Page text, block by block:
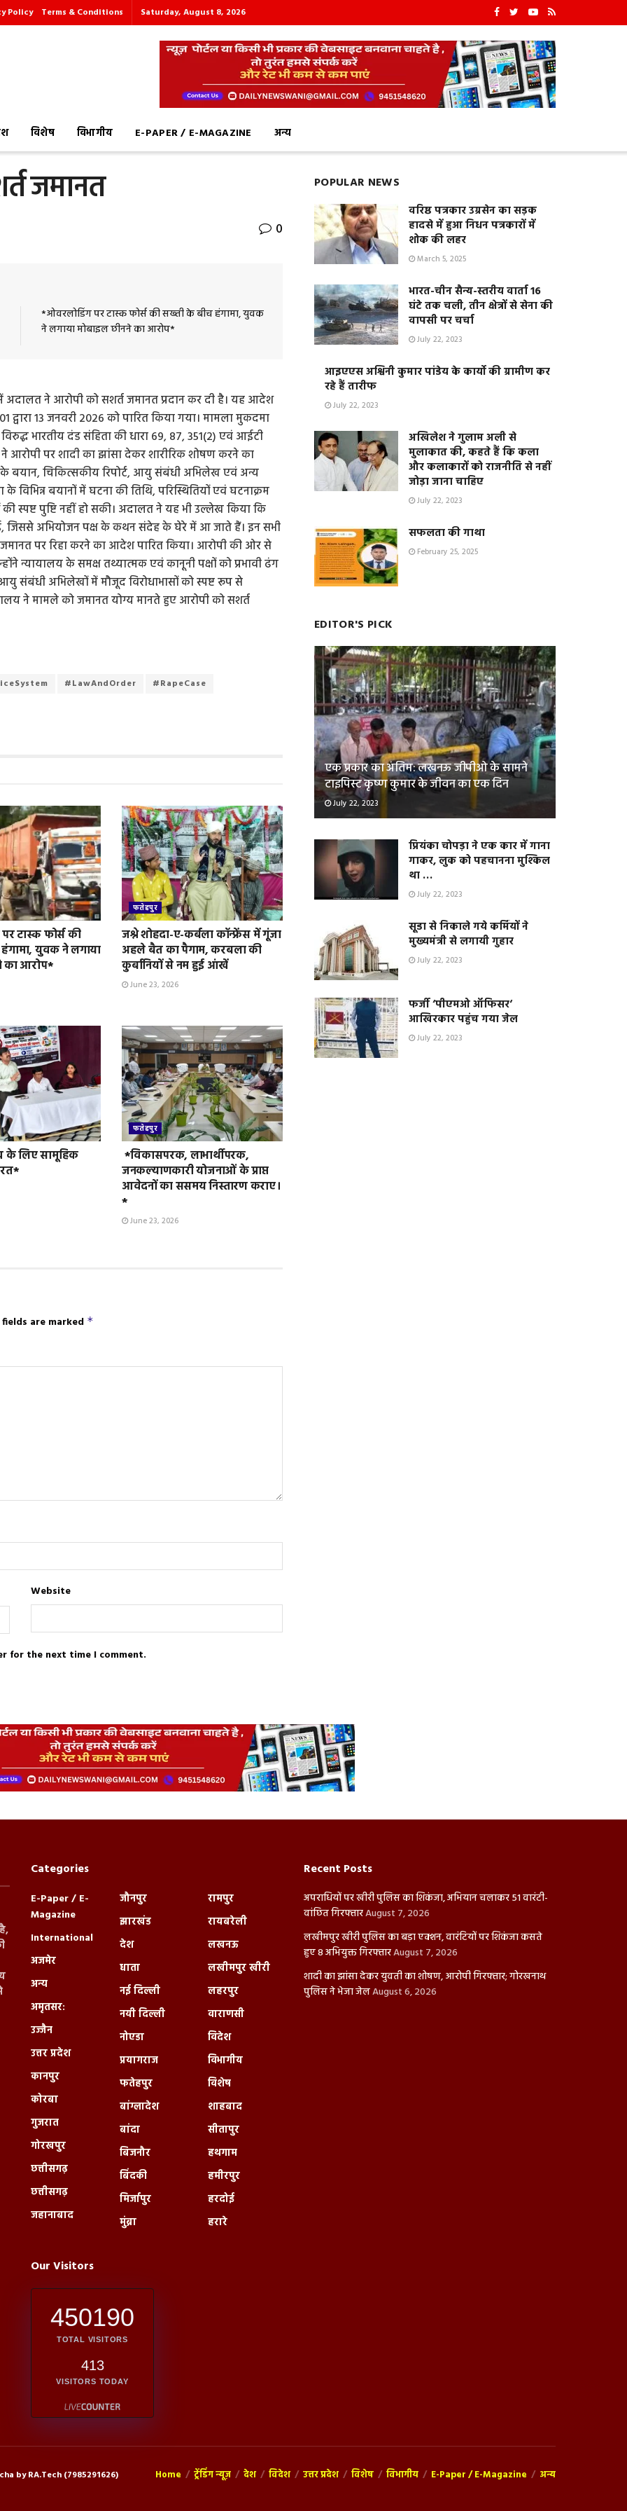
Policy Terms & Conditions Saturday, August 8, 2026
विशेष विभागीय E-PAPER / E-MAGAZINE अन्य
जमानत
0
*ओवरलोडिंग पर टास्क फोर्स की सख्ती के बीच हंगामा, युवक
ने लगाया मोबाइल छीनने का आरोप*
अदालत ने आरोपी को सशर्त जमानत प्रदान कर दी है। यह आदेश
13 जनवरी 2026 को पारित किया गया। मामला मुकदमा
भारतीय दंड संहिता की धारा 69, 87, 351(2) एवं आईटी
पर शादी का झांसा देकर शारीरिक शोषण करने का
के बयान, चिकित्सकीय रिपोर्ट, आयु संबंधी अभिलेख एवं अन्य
विभिन्न बयानों में घटना की तिथि, परिस्थितियों एवं घटनाक्रम
स्पष्ट पुष्टि नहीं हो सकी। अदालत ने यह भी उल्लेख किया कि
जिससे अभियोजन पक्ष के कथन संदेह के घेरे में आ जाते हैं। इन सभी
पर रिहा करने का आदेश पारित किया। आरोपी की ओर से
न्यायालय के समक्ष तथ्यात्मक एवं कानूनी पक्षों को प्रभावी ढंग
संबंधी अभिलेखों में मौजूद विरोधाभासों को स्पष्ट रूप से
ने मामले को जमानत योग्य मानते हुए आरोपी को सशर्त
#LawAndOrder #RapeCase
टास्क फोर्स की
युवक ने लगाया
का आरोप*
फतेहपुर
जश्ने शोहदा-ए-कर्बला कॉन्फ्रेंस में गूंजा
अहले बैत का पैगाम, करबला की
कुर्बानियों से नम हुई आंखें
June 23, 2026
के लिए सामूहिक
फतेहपुर
*विकासपरक, लाभार्थीपरक,
जनकल्याणकारी योजनाओं के प्राप्त
आवेदनों का ससमय निस्तारण कराए।
*
June 23, 2026
are marked *
Website
for the next time I comment.
POPULAR NEWS
वरिष्ठ पत्रकार उग्रसेन का सड़क
हादसे में हुआ निधन पत्रकारों में
शोक की लहर
March 5, 2025
भारत-चीन सैन्य-स्तरीय वार्ता 16
घंटे तक चली, तीन क्षेत्रों से सेना की
वापसी पर चर्चा
July 22, 2023
आइएएस अश्विनी कुमार पांडेय के कार्यो की ग्रामीण कर
रहे हैं तारीफ
July 22, 2023
अखिलेश ने गुलाम अली से
मुलाकात की, कहते हैं कि कला
और कलाकारों को राजनीति से नहीं
जोड़ा जाना चाहिए
July 22, 2023
सफलता की गाथा
February 25, 2025
EDITOR'S PICK
एक प्रकार का अंतिम: लखनऊ जीपीओ के सामने
टाइपिस्ट कृष्ण कुमार के जीवन का एक दिन
July 22, 2023
प्रियंका चोपड़ा ने एक कार में गाना
गाकर, लुक को पहचानना मुश्किल
था …
July 22, 2023
सूडा से निकाले गये कर्मियों ने
मुख्यमंत्री से लगायी गुहार
July 22, 2023
फर्जी ‘पीएमओ ऑफिसर‘
आखिरकार पहुंच गया जेल
July 22, 2023
Categories
E-Paper / E-
Magazine
International
अजमेर
अन्य
अमृतसर:
उज्जैन
उत्तर प्रदेश
कानपुर
कोरबा
गुजरात
गोरखपुर
छत्तीसगढ़
छत्तीसगढ़
जहानाबाद
जौनपुर
झारखंड
देश
धाता
नई दिल्ली
नयी दिल्ली
नोएडा
प्रयागराज
फतेहपुर
बांग्लादेश
बांदा
बिजनौर
बिंदकी
मिर्जापुर
मुंब्रा
रामपुर
रायबरेली
लखनऊ
लखीमपुर खीरी
लहरपुर
वाराणसी
विदेश
विभागीय
विशेष
शाहबाद
सीतापुर
हथगाम
हमीरपुर
हरदोई
हरारे
Our Visitors
450190
TOTAL VISITORS
413
VISITORS TODAY
Recent Posts
अपराधियों पर खीरी पुलिस का शिकंजा, अभियान चलाकर 51 वारंटी-
वांछित गिरफ्तारAugust 7, 2026
लखीमपुर खीरी पुलिस का बड़ा एक्शन, वारंटियों पर शिकंजा कसते
हुए 8 अभियुक्त गिरफ्तारAugust 7, 2026
शादी का झांसा देकर युवती का शोषण, आरोपी गिरफ्तार; गोरखनाथ
पुलिस ने भेजा जेलAugust 6, 2026
Home ट्रेंडिंग न्यूज़ देश विदेश उत्तर प्रदेश विशेष विभागीय E-Paper / E-Magazine अन्य
by RA.Tech (7985291626)